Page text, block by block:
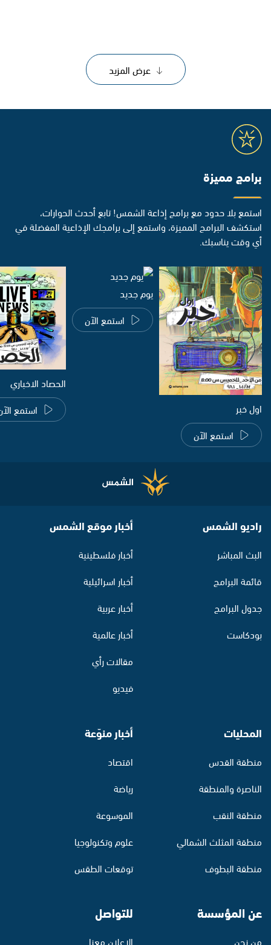
عرض المزيد
برامج مميزة
استمع بلا حدود مع برامج إذاعة الشمس! تابع أحدث الحوارات،
استكشف البرامج المميزة، واستمع إلى برامجك الإذاعية المفضلة في
أي وقت يناسبك.
اول خبر
استمع الآن
يوم جديد
استمع الآن
الحصاد الاخباري
استمع
راديو الشمس
البث المباشر
قائمة البرامج
جدول البرامج
بودكاست
أخبار موقع الشمس
أخبار فلسطينية
أخبار اسرائيلية
أخبار عربية
أخبار عالمية
مقالات رأي
فيديو
المحليات
منطقة القدس
الناصرة والمنطقة
منطقة النقب
منطقة المثلث الشمالي
منطقة البطوف
أخبار منوّعة
اقتصاد
رياضة
الموسوعة
علوم وتكنولوجيا
توقعات الطقس
عن المؤسسة
من نحن
للتواصل
الإعلان معنا